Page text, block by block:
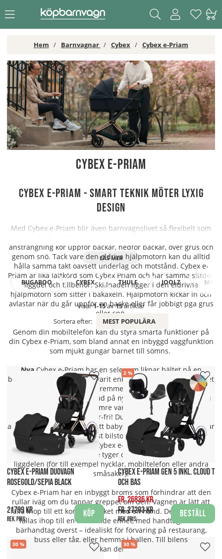
Hem Barnvagnar Cybex Cybex e-Priam
Cybex e-Priam
Cybex e-Priam - smart teknik möter lyxig
design
Med Cybex e-Priam blir även barnvagnslivet så flexibelt som
ansträngning kör uppför backar, nedför backar, över grus och
genom snö. Tack vare den eldriva hjälpmotorn kan du alltid
hålla samma takt oavsett underlag och motstånd. Cybex e-
Priam är lika lättkörd som Cybex Priam och har samma sittdel,
liggdel och tillbehör. Skillnaden ligger i den eldrivna
hjälpmotorn som sitter i bakaxeln. Hjälpmotorn kickar in och
avlastar när du går uppför en backe eller får jobbigt pga grus
eller snö.
Genom din mobiltelefon kan du styra smarta funktioner på
din Cybex e-Priam, som bland annat en inbyggd vaggfunktion
som mjukt gungar barnet till sömns.
NyaCybex e-Priam har en sele som liknar bältet på en
bilbarnstol. Det har aldrig varit enklare att spänna fast barnet
i vagnen! Dra bara i grenremmen för att justera banden.
Liggdelen är högre placerad på nya e-Priam vilket gör att du
och ditt barn kommer närmre varandra. Cybex e-Priam har
dessutom blivit adapter-fri! Du slipper alltså separata
adaptrar när du vill fästa ditt babyskydd på vagnen. På ett par
sekunder kan du klicka fast bilstolen direkt på barnvagnen.
Utöver detta så är nya Cybex e-Priam uppdaterad med
stilrena ännu elegantare tyger och en förvaringsficka på
liggdelen (för till exempel nycklar, mobiltelefon eller andra
småsaker).
Cybex e-Priam har en inbyggt broms som förhindrar att den
rullar iväg om du tappar greppet om den. Vagnen är lätt att
fälla ihop till ett kompakt paket med en hand. Den kan också
fällas ihop till en fristående enhet, med handtaget som
bärhandtag överst – idealiskt för förvaring på restaurang,
buss eller tåg, eller hemma i hallen. Till bilens
bagageutrymme kan den vikas helt platt.
BUGABOO CYBEX THULE JOOLZ
Visar1-15av15artiklar
Sortera efter:
MEST POPULÄRA
CYBEX E-PRIAM DUOVAGN
ROSEGOLD/SEPIA BLACK
21799 kr
Rek. pris:
Köp
2
CYBEX E-PRIAM GEN 5 INKL. CLOUD T
OCH BAS
fr. 26836 kr
fr. 27293 kr
Rek. pris:
Beställ
30 30